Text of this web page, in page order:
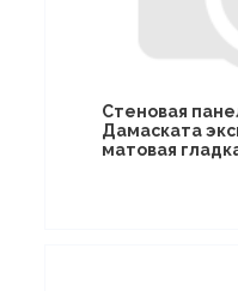
Стеновая
Дамаската
матовая